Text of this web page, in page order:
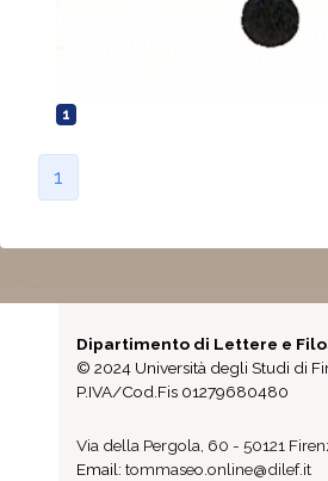
Fascicolo Alverà,
Niccolò
Fascicolo Amari, Cusa a
Niccolò
Fascicolo Amari,
Niccolò
1
1
Dipartimento di Lettere e
© 2024 Università degli Studi di
P.IVA/Cod.Fis 01279680480
Via della Pergola, 60 - 50121
Email: tommaseo.online@dilef.it